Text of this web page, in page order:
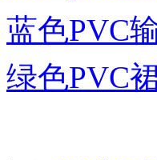
蓝色PVC
绿色PVC